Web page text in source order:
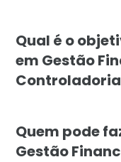
Qual é o
em Gestão
Quem pode
Gestão